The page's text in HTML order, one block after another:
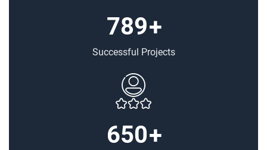
789+
Successful Projects
650+